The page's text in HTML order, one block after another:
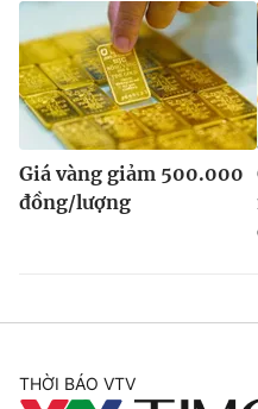
Giá vàng giảm 500.000
đồng/lượng
THỜI BÁO VTV